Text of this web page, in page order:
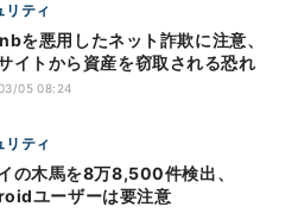
リティ
を悪用したネット詐欺に注意、
イトから資産を窃取される恐れ
05 08:24
リティ
の木馬を8万8,500件検出、
ユーザーは要注意